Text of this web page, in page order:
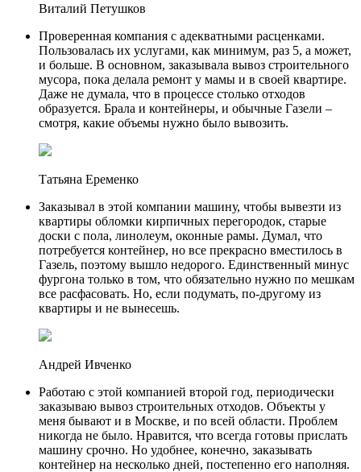
Виталий Петушков
Проверенная компания с адекватными расценками.
Пользовалась их услугами, как минимум, раз 5, а может,
и больше. В основном, заказывала вывоз строительного
мусора, пока делала ремонт у мамы и в своей квартире.
Даже не думала, что в процессе столько отходов
образуется. Брала и контейнеры, и обычные Газели –
смотря, какие объемы нужно было вывозить.
Татьяна Еременко
Заказывал в этой компании машину, чтобы вывезти из
квартиры обломки кирпичных перегородок, старые
доски с пола, линолеум, оконные рамы. Думал, что
потребуется контейнер, но все прекрасно вместилось в
Газель, поэтому вышло недорого. Единственный минус
фургона только в том, что обязательно нужно по мешкам
все расфасовать. Но, если подумать, по-другому из
квартиры и не вынесешь.
Андрей Ивченко
Работаю с этой компанией второй год, периодически
заказываю вывоз строительных отходов. Объекты у
меня бывают и в Москве, и по всей области. Проблем
никогда не было. Нравится, что всегда готовы прислать
машину срочно. Но удобнее, конечно, заказывать
контейнер на несколько дней, постепенно его наполняя.